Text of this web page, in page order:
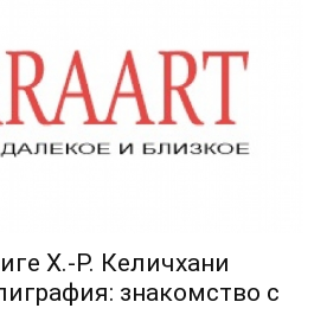
Х.-Р. Келичхани
знакомство с